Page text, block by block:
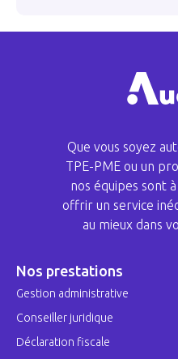
Que vous soyez
TPE-PME ou un
nos équipes sont
offrir un service
au mieux dans
Nos prestations
Gestion administrative
Conseiller juridique
Déclaration fiscale